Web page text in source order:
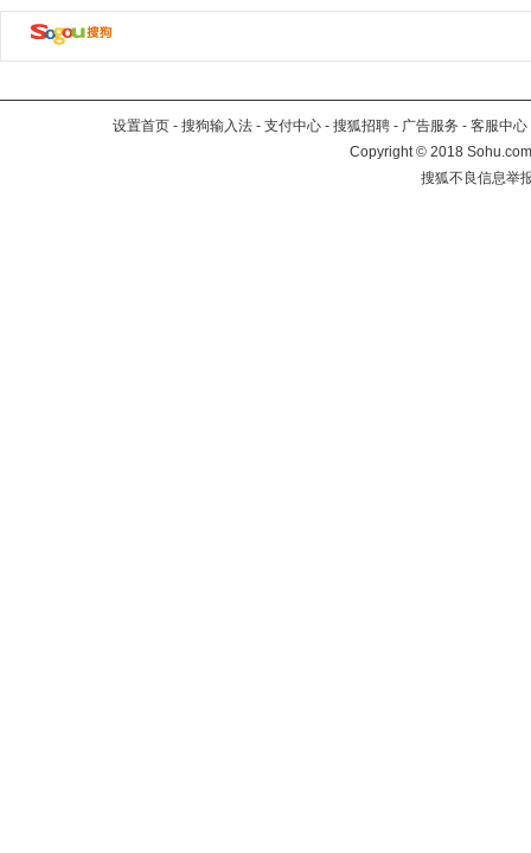
设置首页 - 搜狗输入法 - 支付中心 - 搜狐招聘 - 广告服务 - 客服中心
Copyright©2018
搜狐不良信息举